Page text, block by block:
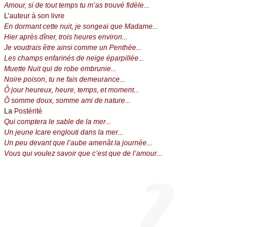
Amour, si de tout temps tu m’as trouvé fidèle...
L’auteur à son livre
En dormant cette nuit, je songeai que Madame...
Hier après dîner, trois heures environ...
Je voudrais être ainsi comme un Penthée...
Les champs enfarinés de neige éparpillée...
Muette Nuit qui de robe embrunie...
Noire poison, tu ne fais demeurance...
Ô jour heureux, heure, temps, et moment...
Ô somme doux, somme ami de nature...
La Postérité
Qui comptera le sable de la mer...
Un jeune Icare englouti dans la mer...
Un peu devant que l’aube amenât la journée...
Vous qui voulez savoir que c’est que de l’amour...